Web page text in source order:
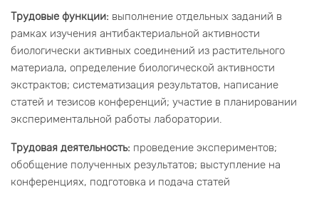
Трудовые функции: выполнение отдельных заданий в
рамках изучения антибактериальной активности
биологически активных соединений из растительного
материала, определение биологической активности
экстрактов; систематизация результатов, написание
статей и тезисов конференций; участие в планировании
экспериментальной работы лаборатории.
Трудовая деятельность: проведение экспериментов;
обобщение полученных результатов; выступление на
конференциях, подготовка и подача статей